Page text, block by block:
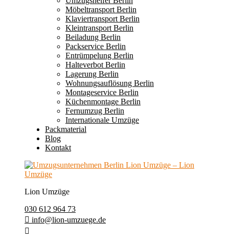
Möbeltransport Berlin
Klaviertransport Berlin
Kleintransport Berlin
Beiladung Berlin
Packservice Berlin
Entrümpelung Berlin
Halteverbot Berlin
Lagerung Berlin
Wohnungsauflösung Berlin
Montageservice Berlin
Küchenmontage Berlin
Fernumzug Berlin
Internationale Umzüge
Packmaterial
Blog
Kontakt
Lion Umzüge
030 612 964 73
info@lion-umzuege.de